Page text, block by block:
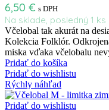
6,50 € s DPH
Na sklade, posledný 1 ks
Včelobal tak akurát na
Kolekcia Folklór.
miska vďaka včelobalu
Pridať do košíka
Pridať do wishlistu
Rýchly náhľad
Pridať do wishlistu